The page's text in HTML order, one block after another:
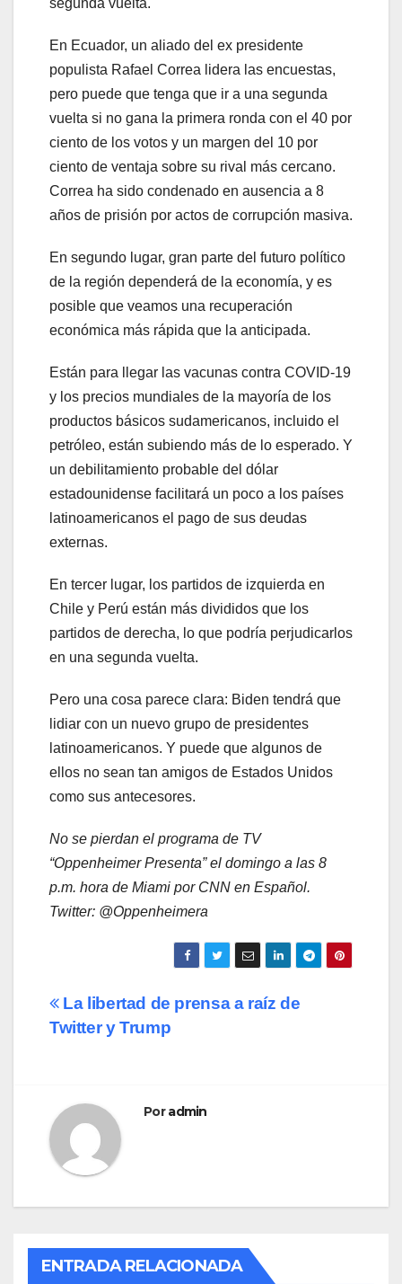
En Ecuador, un aliado del ex presidente
populista Rafael Correa lidera las encuestas,
pero puede que tenga que ir a una segunda
vuelta si no gana la primera ronda con el 40 por
ciento de los votos y un margen del 10 por
ciento de ventaja sobre su rival más cercano.
Correa ha sido condenado en ausencia a 8
años de prisión por actos de corrupción masiva.
En segundo lugar, gran parte del futuro político
de la región dependerá de la economía, y es
posible que veamos una recuperación
económica más rápida que la anticipada.
Están para llegar las vacunas contra COVID-19
y los precios mundiales de la mayoría de los
productos básicos sudamericanos, incluido el
petróleo, están subiendo más de lo esperado. Y
un debilitamiento probable del dólar
estadounidense facilitará un poco a los países
latinoamericanos el pago de sus deudas
externas.
En tercer lugar, los partidos de izquierda en
Chile y Perú están más divididos que los
partidos de derecha, lo que podría perjudicarlos
en una segunda vuelta.
Pero una cosa parece clara: Biden tendrá que
lidiar con un nuevo grupo de presidentes
latinoamericanos. Y puede que algunos de
ellos no sean tan amigos de Estados Unidos
como sus antecesores.
No se pierdan el programa de TV
“Oppenheimer Presenta” el domingo a las 8
p.m. hora de Miami por CNN en Español.
Twitter: @Oppenheimera
Navegación
La libertad de prensa a raíz de
Twitter y Trump
Poradmin
ENTRADA RELACIONADA